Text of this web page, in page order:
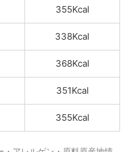
355Kcal
338Kcal
368Kcal
351Kcal
355Kcal